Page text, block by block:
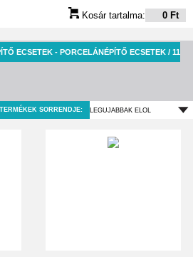
Kosár tartalma: 0 Ft
ECSETEK - PORCELÁNÉPÍTŐ ECSETEK / 11
TERMÉKEK SORRENDJE: